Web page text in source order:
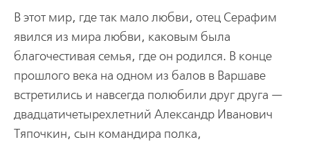
В этот мир, где так мало любви, отец Серафим
явился из мира любви, каковым была
благочестивая семья, где он родился. В конце
прошлого века на одном из балов в Варшаве
встретились и навсегда полюбили друг друга —
двадцатичетырехлетний Александр Иванович
Тяпочкин, сын командира полка,